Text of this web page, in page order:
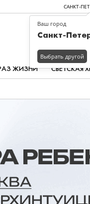
САНКТ-
ЖИЗНИ СВЕТСКАЯ
Ваш город
Санкт-
Выбрать другой